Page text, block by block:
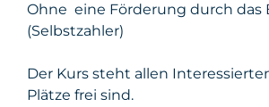
Ohne eine Förderung durch das
(Selbstzahler)
Der Kurs steht allen
Plätze frei sind.